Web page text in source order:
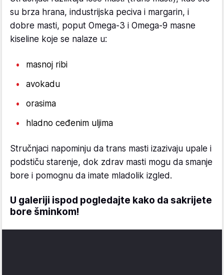
su brza hrana, industrijska peciva i margarin, i
dobre masti, poput Omega-3 i Omega-9 masne
kiseline koje se nalaze u:
masnoj ribi
avokadu
orasima
hladno ceđenim uljima
Stručnjaci napominju da trans masti izazivaju upale i
podstiču starenje, dok zdrav masti mogu da smanje
bore i pomognu da imate mladolik izgled.
U galeriji ispod pogledajte kako da sakrijete
bore šminkom!